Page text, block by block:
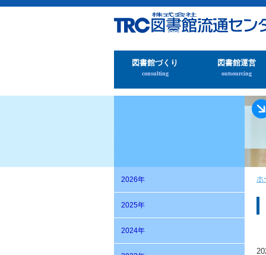
図書館づくり
consulting
図書館運営
outsourcing
2026年
2025年
2024年
ホ